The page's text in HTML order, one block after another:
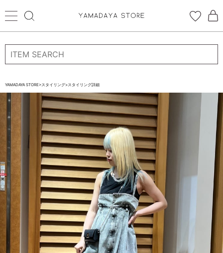
ログイン 新規会員登録
お気に入り
CATEGORYから探す
STORE BRAND・LABELから探す
すべての商品
新着商品
予約商品
セール商品
YAMADAYA STORE>スタイリング>スタイリング詳細
ログイン